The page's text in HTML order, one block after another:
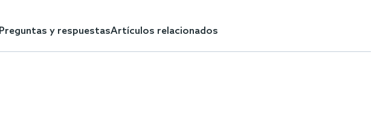
Preguntas y respuestasArtículos relacionados